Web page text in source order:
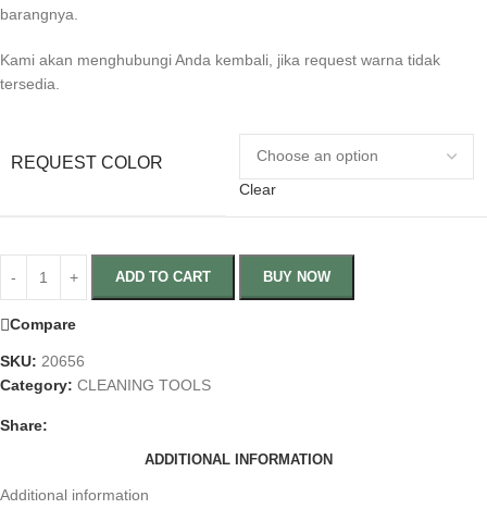
barangnya.
Kami akan menghubungi Anda kembali, jika request warna tidak
tersedia.
REQUEST COLOR
Clear
ADD TO CART BUY NOW
Compare
SKU: 20656
Category: CLEANING TOOLS
Share:
ADDITIONAL INFORMATION
Additional information